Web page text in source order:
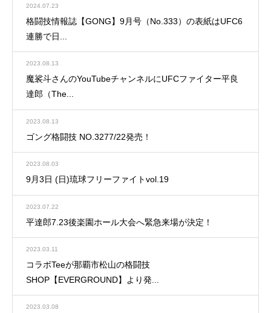
2024.07.23
格闘技情報誌【GONG】9月号（No.333）の表紙はUFC6
連勝で日...
2023.08.13
魔裟斗さんのYouTubeチャンネルにUFCファイター平良
達郎（The...
2023.08.13
ゴング格闘技 NO.3277/22発売！
2023.08.03
9月3日 (日)琉球フリーファイトvol.19
2023.07.22
平達郎7.23後楽園ホール大会へ緊急来場が決定！
2023.03.11
コラボTeeが那覇市松山の格闘技
SHOP【EVERGROUND】より発...
2023.03.08